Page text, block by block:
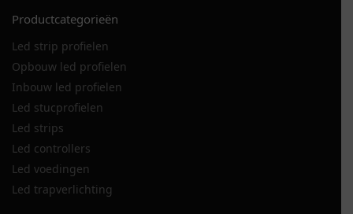
Productcategorieën
Led strip profielen
Opbouw led profielen
Inbouw led profielen
Led stucprofielen
Led strips
Led controllers
Led voedingen
Led trapverlichting